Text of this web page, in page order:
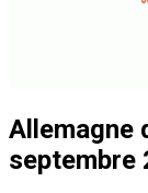
Allemagne
septembre